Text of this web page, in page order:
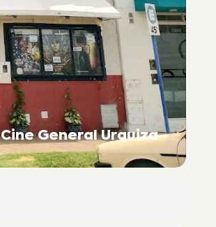
Cine General Urquiza